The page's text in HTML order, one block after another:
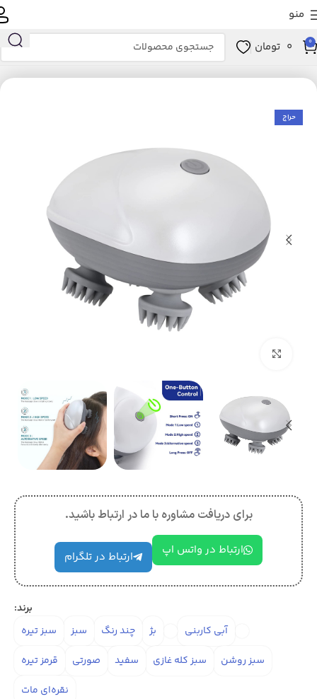
منو
0
0 تومان
خانه زیبایی و سلامت ابزار سلامت ماساژور
حراج
برای دریافت مشاوره با ما در ارتباط باشید.
ارتباط در واتس اپ ارتباط در تلگرام
برند:
آبی کاربنی
بژ چند رنگ سبز
سبز تیره
سبز روشن
سبز کله غازی سفید صورتی
قرمز تیره
نقره‌ای مات